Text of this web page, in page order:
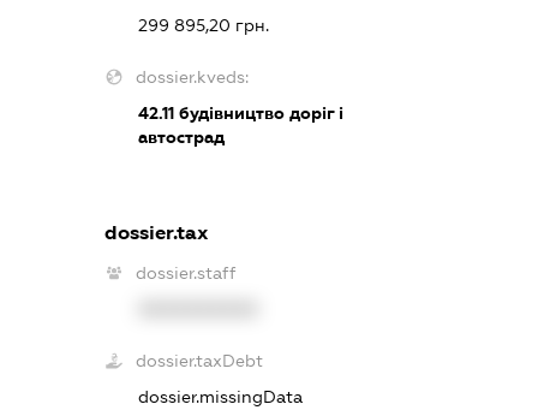
299 895,20 грн.
dossier.kveds:
42.11 будівництво доріг і
автострад
dossier.tax
dossier.staff
dossier.taxDebt
dossier.missingData